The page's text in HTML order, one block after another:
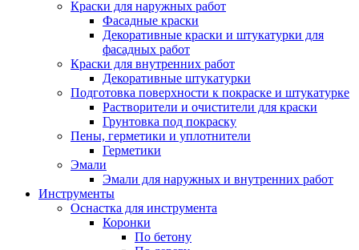
Краски для наружных работ
Фасадные краски
Декоративные краски и штукатурки для
фасадных работ
Краски для внутренних работ
Декоративные штукатурки
Подготовка поверхности к покраске и штукатурке
Растворители и очистители для краски
Грунтовка под покраску
Пены, герметики и уплотнители
Герметики
Эмали
Эмали для наружных и внутренних работ
Инструменты
Оснастка для инструмента
Коронки
По бетону